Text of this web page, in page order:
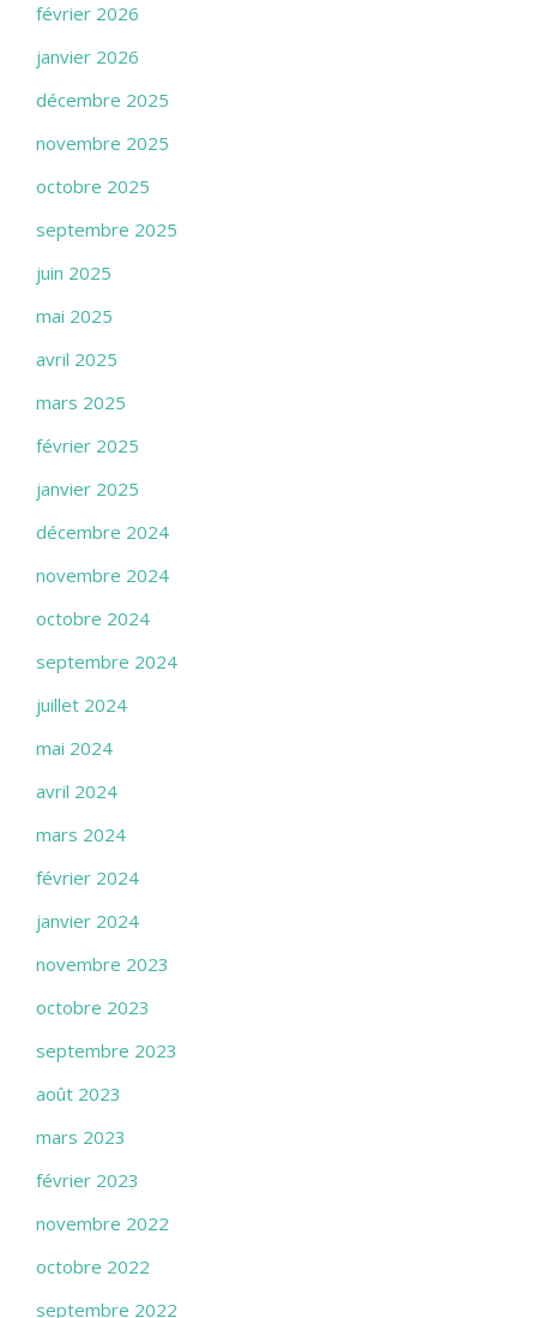
février 2026
janvier 2026
décembre 2025
novembre 2025
octobre 2025
septembre 2025
juin 2025
mai 2025
avril 2025
mars 2025
février 2025
janvier 2025
décembre 2024
novembre 2024
octobre 2024
septembre 2024
juillet 2024
mai 2024
avril 2024
mars 2024
février 2024
janvier 2024
novembre 2023
octobre 2023
septembre 2023
août 2023
mars 2023
février 2023
novembre 2022
octobre 2022
septembre 2022